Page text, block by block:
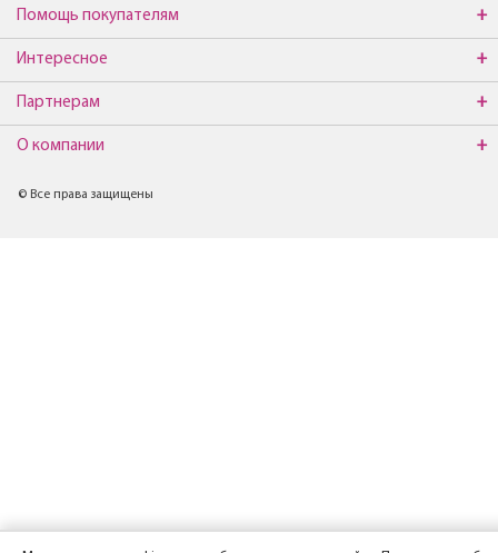
Помощь покупателям
Интересное
Партнерам
О компании
© Все права защищены